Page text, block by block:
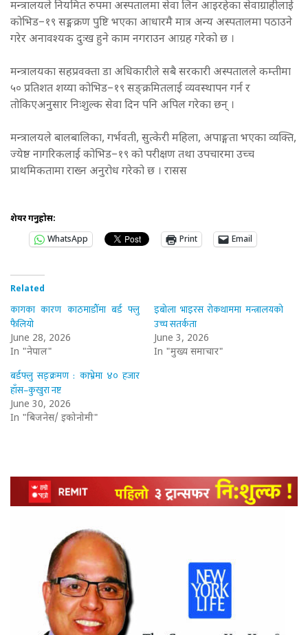
मन्त्रालयले नियमित रुपमा अस्पतालमा सेवा लिन आइरहेका सेवाग्राहीलाई
कोभिड–१९ सङ्मक्रण पुष्टि भएका आधारमै मात्र अन्य अस्पतालमा पठाउने
गरेर अनावश्यक दुःख हुने काम नगराउन आग्रह गरेको छ ।
मन्त्रालयका सहप्रवक्ता डा अधिकारीले सबै सरकारी अस्पतालले कम्तीमा
५० प्रतिशत शय्या कोभिड–१९ सङ्क्रमितलाई व्यवस्थापन गर्न र
तोकिएअनुसार निःशुल्क सेवा दिन पनि अपिल गरेका छन् ।
मन्त्रालयले बालबालिका, गर्भवती, सुत्केरी महिला, अपाङ्गता भएका व्यक्ति,
ज्येष्ठ नागरिकलाई कोभिड–१९ को परीक्षण तथा उपचारमा उच्च
प्राथमिकतामा राख्न अनुरोध गरेको छ । रासस
शेयर गर्नुहोस:
WhatsApp
Print Email
Related
कागका कारण काठमाडौँमा बर्ड फ्लु
फैलियो
June 28, 2026
In "नेपाल"
इबोला भाइरस रोकथाममा मन्त्रालयको
उच्च सतर्कता
June 3, 2026
In "मुख्य समाचार"
बर्डफ्लु सङ्क्रमण : काभ्रेमा ४० हजार
हाँस–कुखुरा नष्ट
June 30, 2026
In "बिजनेस/ इकोनोमी"